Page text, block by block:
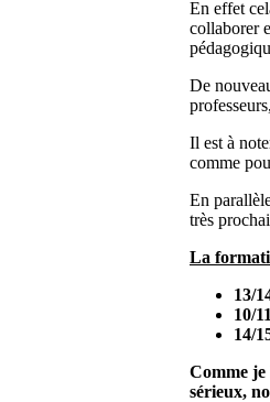
En effet
collaborer
De
Il est à
comme
En
très
La
13/
10/
14/
Comme
sérieux,